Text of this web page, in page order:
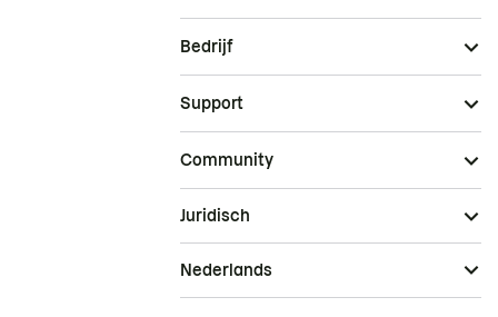
Bedrijf
Support
Community
Juridisch
Nederlands